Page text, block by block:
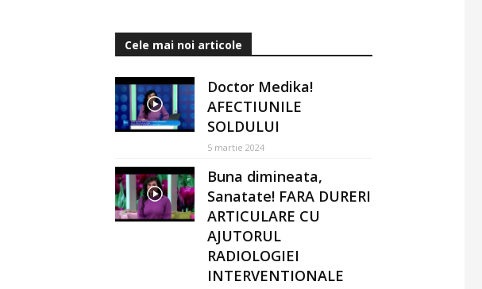
Cele mai noi articole
Doctor Medika!
AFECTIUNILE
SOLDULUI
5 martie 2024
Buna dimineata,
Sanatate! FARA DURERI
ARTICULARE CU
AJUTORUL
RADIOLOGIEI
INTERVENTIONALE